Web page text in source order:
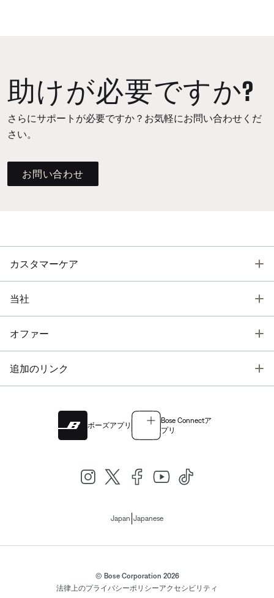
助けが必要ですか?
さらにサポートが必要ですか？お気軽にお問い合わせくだ
さい。
お問い合わせ
カスタマーケア
当社
オファー
追加のリンク
ボーズアプリ
Bose Connectア
プリ
Japan Japanese
© Bose Corporation 2026
法律上のプライバシーポリシーアクセシビリティ